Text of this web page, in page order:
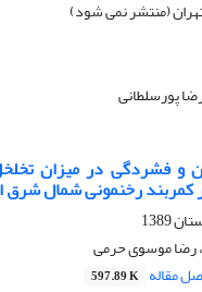
پورسلطانی
فشردگی در میزان
کمربند رخنمونی شمال شرق
رضا موسوی حرمی
مقاله 597.89 K